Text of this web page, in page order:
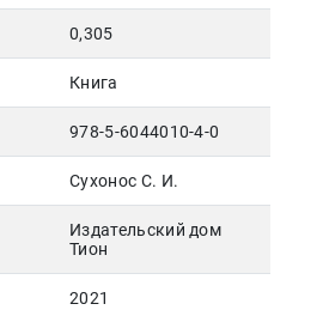
0,305
Книга
978-5-6044010-4-0
Сухонос С. И.
Издательский дом
Тион
2021